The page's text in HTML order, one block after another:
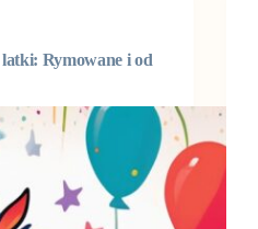
Rymowane i od